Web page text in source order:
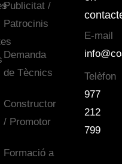
Publicitat /
Patrocinis
Demanda
de Tècnics
Constructor
/ Promotor
Formació a
E-mail
Telèfon
977
212
799